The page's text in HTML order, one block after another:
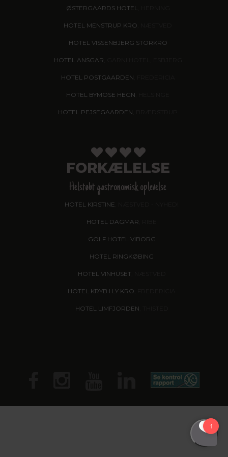
ØSTERGAARDS HOTEL, HERNING
HOTEL MENSTRUP KRO
HOTEL VISSENBJERG STORKRO
HOTEL ANSGAR
HOTEL POSTGAARDEN
HOTEL BYMOSE HEGN
HOTEL PEJSEGAARDEN
FORKÆLELSE
Helstøbt gastronomisk oplevelse
HOTEL KIRSTINE
HOTEL DAGMAR
GOLF HOTEL VIBORG
HOTEL RINGKØBING
HOTEL VINHUSET, NÆSTVED
HOTEL KRYB I LY KRO
HOTEL LIMFJORDEN